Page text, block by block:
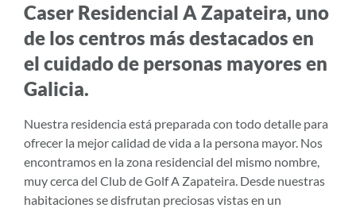
Caser Residencial A Zapateira, uno
de los centros más destacados en
el cuidado de personas mayores en
Galicia.
Nuestra residencia está preparada con todo detalle para
ofrecer la mejor calidad de vida a la persona mayor. Nos
encontramos en la zona residencial del mismo nombre,
muy cerca del Club de Golf A Zapateira. Desde nuestras
habitaciones se disfrutan preciosas vistas en un